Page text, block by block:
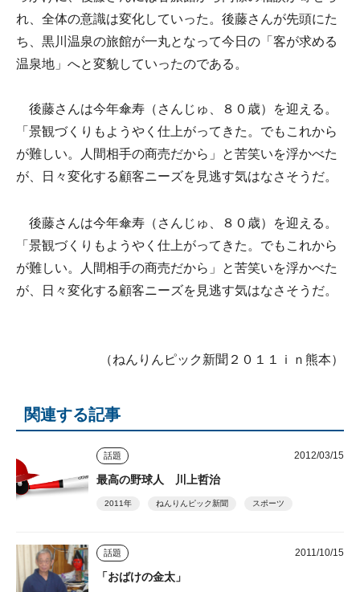
れ、全体の意識は変化していった。後藤さんが先頭にた
ち、黒川温泉の旅館が一丸となって今日の「客が求める
温泉地」へと変貌していったのである。
後藤さんは今年傘寿（さんじゅ、８０歳）を迎える。
「景観づくりもようやく仕上がってきた。でもこれから
が難しい。人間相手の商売だから」と苦笑いを浮かべた
が、日々変化する顧客ニーズを見逃す気はなさそうだ。
後藤さんは今年傘寿（さんじゅ、８０歳）を迎える。
「景観づくりもようやく仕上がってきた。でもこれから
が難しい。人間相手の商売だから」と苦笑いを浮かべた
が、日々変化する顧客ニーズを見逃す気はなさそうだ。
（ねんりんピック新聞２０１１ｉｎ熊本）
関連する記事
話題 2012/03/15
最高の野球人 川上哲治
2011年 ねんりんピック新聞 スポーツ
話題 2011/10/15
「おばけの金太」